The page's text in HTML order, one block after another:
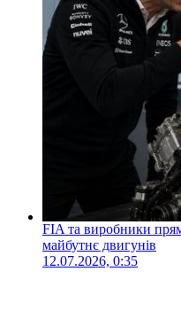
FIA та виробники
майбутнє двигунів
12.07.2026, 0:35